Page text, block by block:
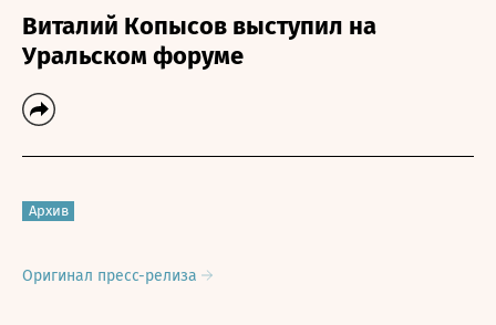
Виталий Копысов выступил на
Уральском форуме
Архив
Оригинал пресс-релиза